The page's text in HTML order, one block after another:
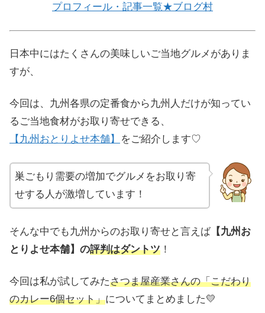
プロフィール・記事一覧★ブログ村
日本中にはたくさんの美味しいご当地グルメがありま
すが、
今回は、九州各県の定番食から九州人だけが知ってい
るご当地食材がお取り寄せできる、
【九州おとりよせ本舗】
をご紹介します♡
巣ごもり需要の増加でグルメをお取り寄
せする人が激増しています！
そんな中でも九州からのお取り寄せと言えば【九州お
とりよせ本舗】の評判はダントツ ！
今回は私が試してみたさつま屋産業さんの「こだわり
のカレー6個セット」についてまとめました💛